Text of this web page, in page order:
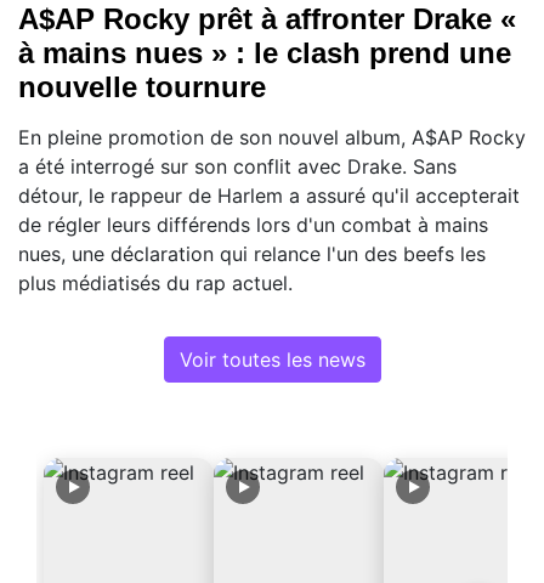
A$AP Rocky prêt à affronter Drake «
à mains nues » : le clash prend une
nouvelle tournure
En pleine promotion de son nouvel album, A$AP Rocky
a été interrogé sur son conflit avec Drake. Sans
détour, le rappeur de Harlem a assuré qu'il accepterait
de régler leurs différends lors d'un combat à mains
nues, une déclaration qui relance l'un des beefs les
plus médiatisés du rap actuel.
Voir toutes les news